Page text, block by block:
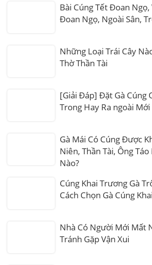
Bài Cúng Tết Đoan Ngọ,
Đoan Ngọ, Ngoài Sân,
Những Loại Trái Cây
Thờ Thần Tài
[Giải Đáp] Đặt Gà Cúng
Trong Hay Ra ngoài
Gà Mái Có Cúng Được
Niên, Thần Tài, Ông
Nào?
Cúng Khai Trương Gà
Cách Chọn Gà Cúng
Nhà Có Người Mới Mất
Tránh Gặp Vận Xui